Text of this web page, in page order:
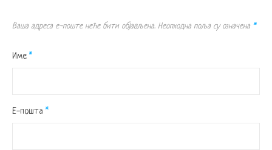
Ваша адреса е-поште неће бити објављена. Неопходна поља су означена *
Име *
Е-пошта *